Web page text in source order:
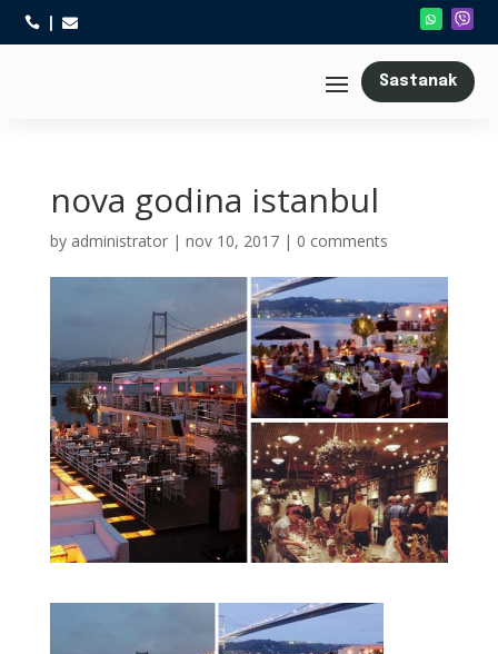
 
Sastanak
nova godina istanbul
by administrator| nov 10, 2017| 0 comments